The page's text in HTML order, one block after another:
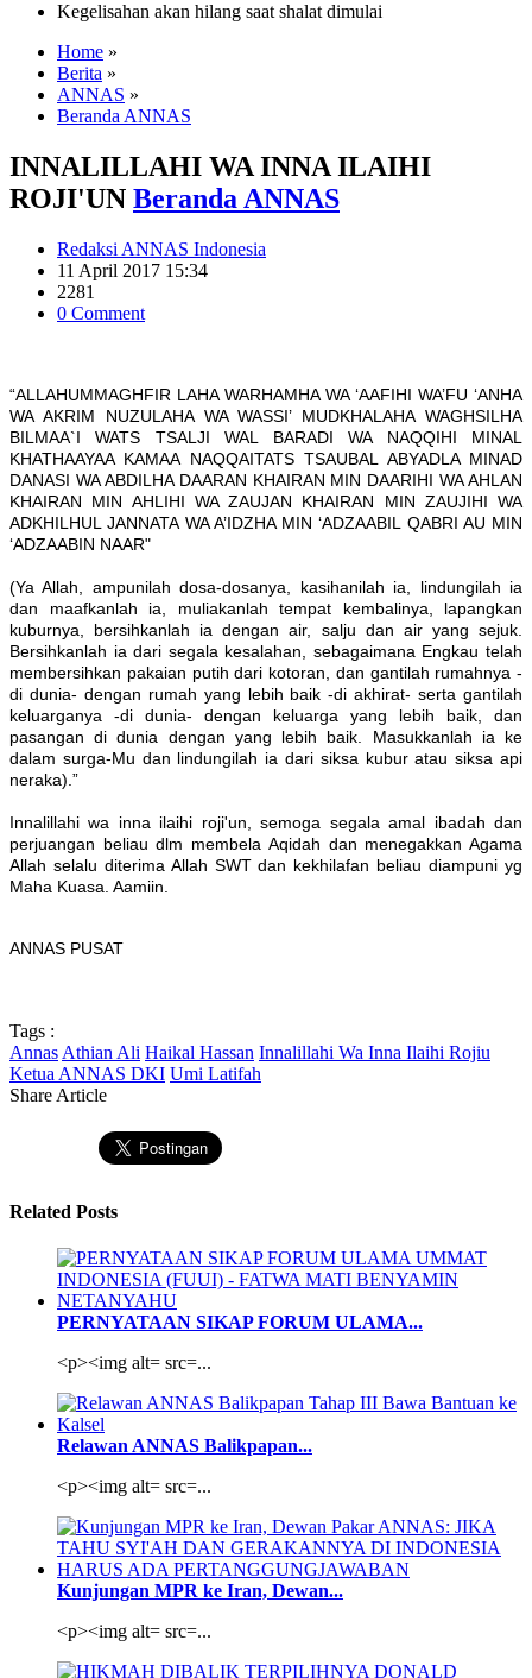
Kegelisahan akan hilang saat shalat dimulai
Home »
Berita »
ANNAS »
Beranda ANNAS
INNALILLAHI WA INNA ILAIHI
ROJI'UN Beranda ANNAS
Redaksi ANNAS Indonesia
11 April 2017 15:34
2281
0 Comment
“ALLAHUMMAGHFIR LAHA WARHAMHA WA ‘AAFIHI WA’FU ‘ANHA
WA AKRIM NUZULAHA WA WASSI’ MUDKHALAHA WAGHSILHA
BILMAA`I WATS TSALJI WAL BARADI WA NAQQIHI MINAL
KHATHAAYAA KAMAA NAQQAITATS TSAUBAL ABYADLA MINAD
DANASI WA ABDILHA DAARAN KHAIRAN MIN DAARIHI WA AHLAN
KHAIRAN MIN AHLIHI WA ZAUJAN KHAIRAN MIN ZAUJIHI WA
ADKHILHUL JANNATA WA A’IDZHA MIN ‘ADZAABIL QABRI AU MIN
‘ADZAABIN NAAR"
(Ya Allah, ampunilah dosa-dosanya, kasihanilah ia, lindungilah ia
dan maafkanlah ia, muliakanlah tempat kembalinya, lapangkan
kuburnya, bersihkanlah ia dengan air, salju dan air yang sejuk.
Bersihkanlah ia dari segala kesalahan, sebagaimana Engkau telah
membersihkan pakaian putih dari kotoran, dan gantilah rumahnya -
di dunia- dengan rumah yang lebih baik -di akhirat- serta gantilah
keluarganya -di dunia- dengan keluarga yang lebih baik, dan
pasangan di dunia dengan yang lebih baik. Masukkanlah ia ke
dalam surga-Mu dan lindungilah ia dari siksa kubur atau siksa api
neraka).”
Innalillahi wa inna ilaihi roji'un, semoga segala amal ibadah dan
perjuangan beliau dlm membela Aqidah dan menegakkan Agama
Allah selalu diterima Allah SWT dan kekhilafan beliau diampuni yg
Maha Kuasa. Aamiin.
ANNAS PUSAT
Tags :
Annas Athian Ali Haikal Hassan Innalillahi Wa Inna Ilaihi Rojiu
Ketua ANNAS DKI Umi Latifah
Share Article
Related Posts
PERNYATAAN SIKAP FORUM ULAMA...
<p><img alt= src=...
Relawan ANNAS Balikpapan...
<p><img alt= src=...
Kunjungan MPR ke Iran, Dewan...
<p><img alt= src=...